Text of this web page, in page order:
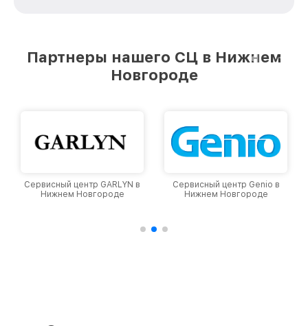
лучшим сервисным центром Viomi в городе
Нижнем Новгороде, постоянно повышая
Партнеры нашего СЦ в Нижнем
Новгороде
Сервисный центр GARLYN в
Нижнем Новгороде
Сервисный центр Genio в
Нижнем Новгороде